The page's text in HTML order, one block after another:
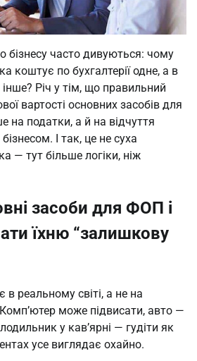
бізнесу часто дивуються: чому
коштує по бухгалтерії одне, а в
Річ у тім, що правильний
вартості основних засобів для
податки, а й на відчуття
І так, це не суха
— тут більше логіки, ніж
засоби для ФОП і
їхню “залишкову
реальному світі, а не на
Комп’ютер може підвисати, авто —
у кав’ярні — гудіти як
усе виглядає охайно.